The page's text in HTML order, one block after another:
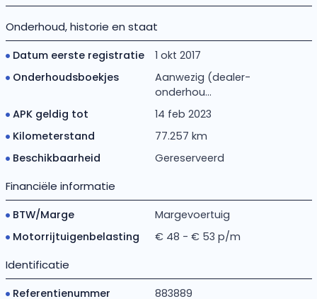
Onderhoud, historie en staat
Datum eerste registratie
1 okt 2017
Onderhoudsboekjes
Aanwezig (dealer-
onderhou...
APK geldig tot
14 feb 2023
Kilometerstand
77.257 km
Beschikbaarheid
Gereserveerd
Financiële informatie
BTW/Marge
Margevoertuig
Motorrijtuigenbelasting
€ 48 - € 53 p/m
Identificatie
Referentienummer 883889